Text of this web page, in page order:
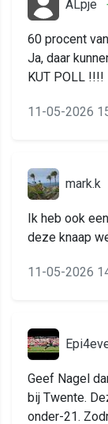
ALpje
60 procent
Ja, daar
KUT POLL !!!!
11-05-2026
mark.k
Ik heb ook
deze knaap
11-05-2026
Geef Nagel
bij Twente.
onder-21.